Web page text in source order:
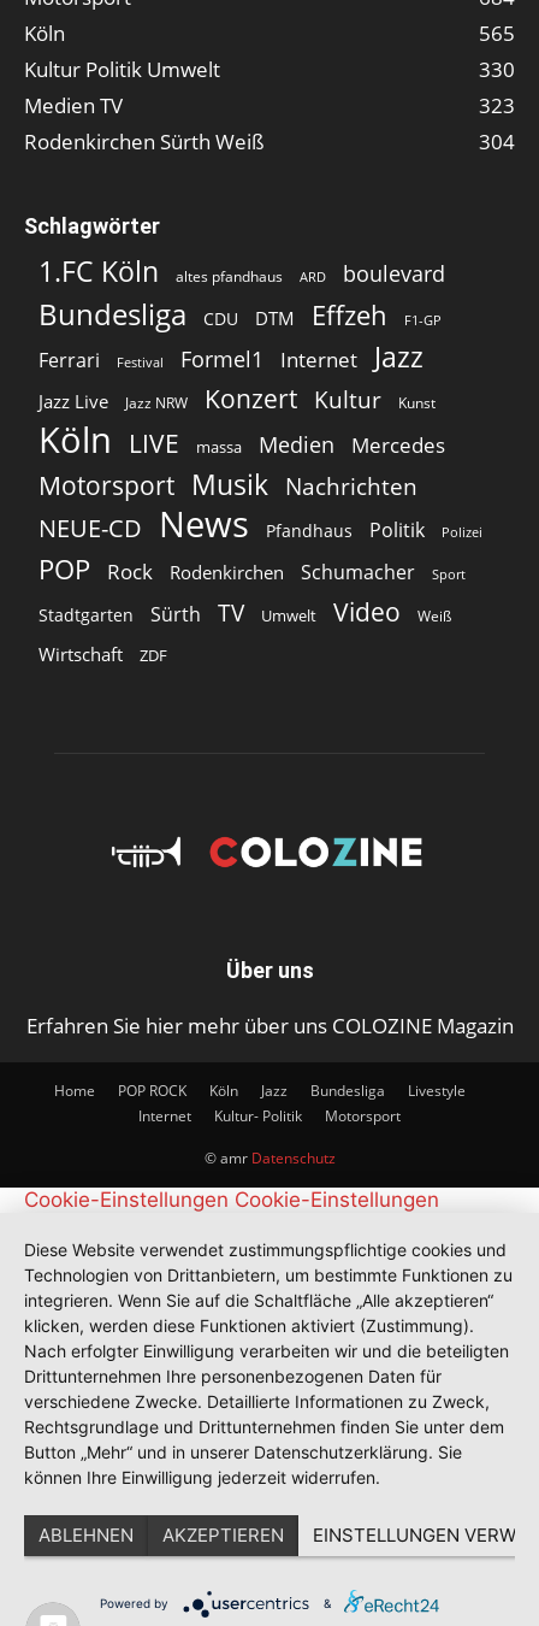
Köln
565
Kultur Politik Umwelt
330
Medien TV
323
Rodenkirchen Sürth Weiß
304
Schlagwörter
1.FC Köln altes pfandhaus ARD boulevard
Bundesliga CDU DTM Effzeh F1-GP
Ferrari Festival Formel1 Internet Jazz
Jazz Live Jazz NRW Konzert Kultur Kunst
Köln LIVE massa Medien Mercedes
Motorsport Musik Nachrichten
NEUE-CD
News Pfandhaus Politik Polizei
POP Rock Rodenkirchen Schumacher Sport
Stadtgarten Sürth TV Umwelt Video Weiß
Wirtschaft ZDF
Über uns
Erfahren Sie hier mehr über uns COLOZINE Magazin
Home POP ROCK Köln Jazz Bundesliga
Livestyle
Internet
Kultur- Politik Motorsport
© amr Datenschutz
Cookie-Einstellungen Cookie-Einstellungen
Diese Website verwendet zustimmungspflichtige cookies und
Technologien von Drittanbietern, um bestimmte Funktionen zu
integrieren. Wenn Sie auf die Schaltfläche „Alle akzeptieren“
klicken, werden diese Funktionen aktiviert (Zustimmung).
Nach erfolgter Einwilligung verarbeiten wir und die beteiligten
Drittunternehmen Ihre personenbezogenen Daten für
verschiedene Zwecke. Detaillierte Informationen zu Zweck,
Rechtsgrundlage und Drittunternehmen finden Sie unter dem
Button „Mehr“ und in unserer Datenschutzerklärung. Sie
können Ihre Einwilligung jederzeit widerrufen.
ABLEHNEN AKZEPTIEREN EINSTELLUNGEN
Powered by &